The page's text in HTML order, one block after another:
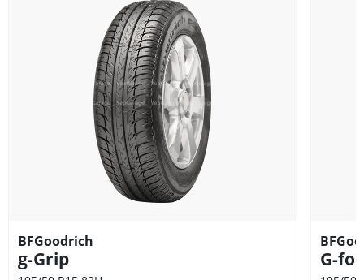
BFGoodrich
g-Grip G-